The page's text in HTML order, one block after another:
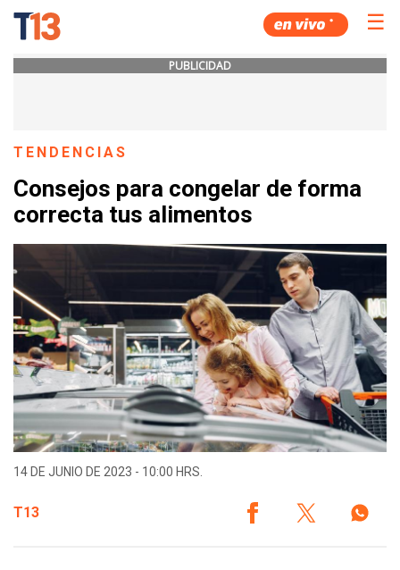
☰
PUBLICIDAD
TENDENCIAS
Consejos para congelar de forma
correcta tus alimentos
14 DE JUNIO DE 2023 - 10:00 HRS.
T13